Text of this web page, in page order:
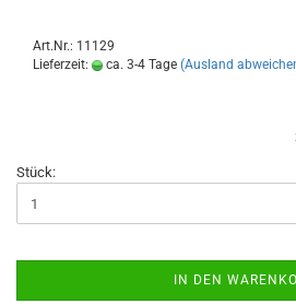
Art.Nr.: 11129
Lieferzeit:
ca. 3-4 Tage (Ausland
Stück:
IN DEN